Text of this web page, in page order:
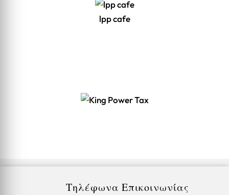
lpp cafe
Τηλέφωνα Επικοινωνίας